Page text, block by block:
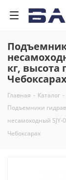
кг, высота
Главная - Каталог -
Подъемники
несамоходный SJY-
Чебоксарах